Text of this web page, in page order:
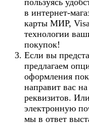
пользуясь
в интернет-
карты МИР,
технологии
покупок!
Если вы
предлагаем
оформления
направит вас
реквизитов.
электронную
мы в ответ